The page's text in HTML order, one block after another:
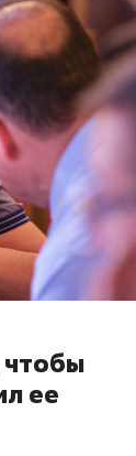
чтобы
ее